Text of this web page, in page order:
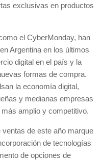
exclusivas en productos
el CyberMonday, han
Argentina en los últimos
digital en el país y la
formas de compra.
la economía digital,
y medianas empresas
amplio y competitivo.
de este año marque
de tecnologías
de opciones de